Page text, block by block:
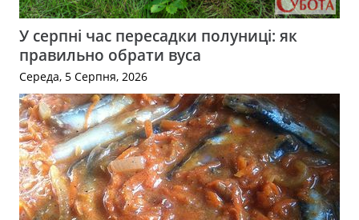
У серпні час пересадки полуниці: як
правильно обрати вуса
Середа, 5 Серпня, 2026